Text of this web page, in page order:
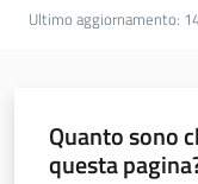
Ultimo aggiornamento:
Quanto sono
questa